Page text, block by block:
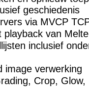
geschiedenis
via MVCP
van
inclusief
image verwerking
Crop,